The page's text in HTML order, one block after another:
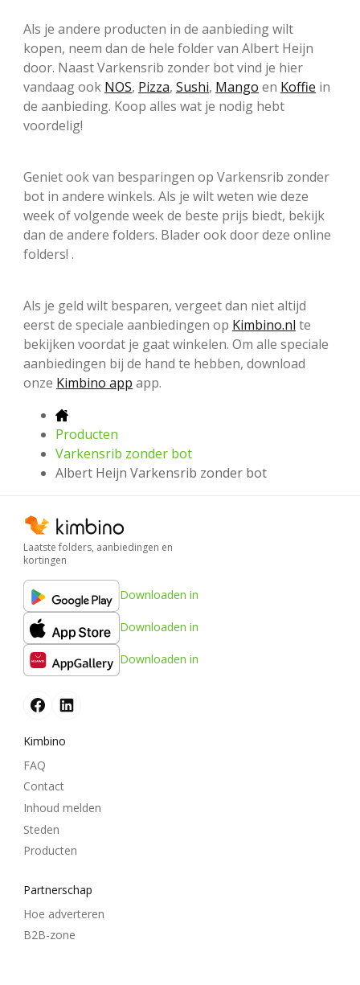
Als je andere producten in de aanbieding wilt
kopen, neem dan de hele folder van Albert Heijn
door. Naast Varkensrib zonder bot vind je hier
vandaag ook NOS, Pizza, Sushi, Mango en Koffie in
de aanbieding. Koop alles wat je nodig hebt
voordelig!
Geniet ook van besparingen op Varkensrib zonder
bot in andere winkels. Als je wilt weten wie deze
week of volgende week de beste prijs biedt, bekijk
dan de andere folders. Blader ook door deze online
folders! .
Als je geld wilt besparen, vergeet dan niet altijd
eerst de speciale aanbiedingen op Kimbino.nl te
bekijken voordat je gaat winkelen. Om alle speciale
aanbiedingen bij de hand te hebben, download
onze Kimbino app app.
Producten
Varkensrib zonder bot
Albert Heijn Varkensrib zonder bot
Laatste folders, aanbiedingen en
kortingen
Downloaden in
Downloaden in
Downloaden in
Kimbino
FAQ
Contact
Inhoud melden
Steden
Producten
Partnerschap
Hoe adverteren
B2B-zone